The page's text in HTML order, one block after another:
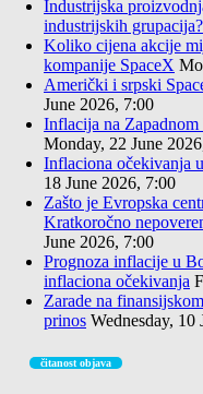
Industrijska
industrijskih grupacija?
Koliko cijena akcije
kompanije SpaceX
Američki i srpski
June 2026, 7:00
Inflacija na
Monday, 22 June
Inflaciona očekivanja
18 June 2026, 7:00
Zašto je Evropska
Kratkoročno
June 2026, 7:00
Prognoza inflacije u
inflaciona očekivanja
Zarade na
prinos Wednesday, 10
čitanost objava